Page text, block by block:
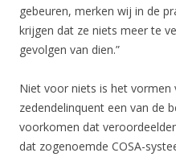
gebeuren, merken wij in de
krijgen dat ze niets meer te
gevolgen van dien.”
Niet voor niets is het vormen
zedendelinquent een van de
voorkomen dat
dat zogenoemde COSA-